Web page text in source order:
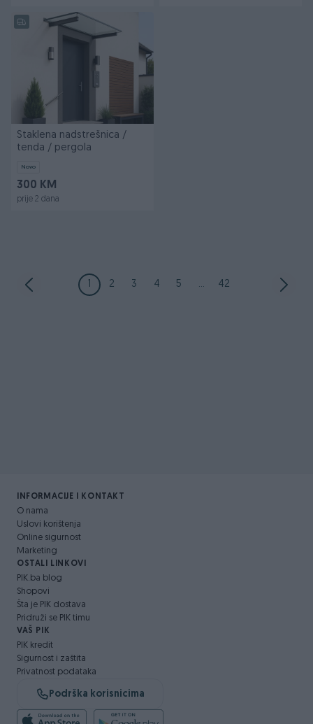
Staklena nadstrešnica /
tenda / pergola
Novo
300 KM
prije 2 dana
1 2 3 4 5 ... 42
INFORMACIJE I KONTAKT
O nama
Uslovi korištenja
Online sigurnost
Marketing
OSTALI LINKOVI
PIK.ba blog
Shopovi
Šta je PIK dostava
Pridruži se PIK timu
VAŠ PIK
PIK kredit
Sigurnost i zaštita
Privatnost podataka
Podrška korisnicima